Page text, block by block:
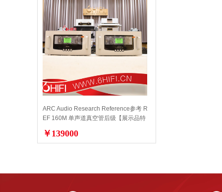
ARC Audio Research Reference参考 R
EF 160M 单声道真空管后级【展示品特
￥139000